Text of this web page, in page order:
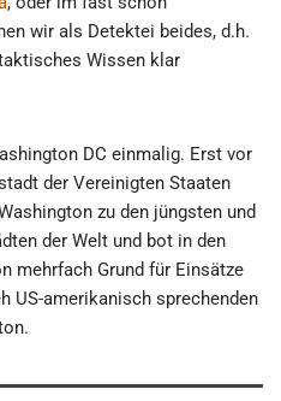
wir als Detektei beides, d.h.
Wissen klar
DC einmalig. Erst vor
der Vereinigten Staaten
zu den jüngsten und
der Welt und bot in den
mehrfach Grund für Einsätze
US-amerikanisch sprechenden